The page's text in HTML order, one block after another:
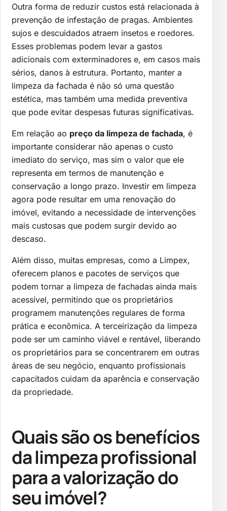
Outra forma de reduzir custos está relacionada à
prevenção de infestação de pragas. Ambientes
sujos e descuidados atraem insetos e roedores.
Esses problemas podem levar a gastos
adicionais com exterminadores e, em casos mais
sérios, danos à estrutura. Portanto, manter a
limpeza da fachada é não só uma questão
estética, mas também uma medida preventiva
que pode evitar despesas futuras significativas.
Em relação ao preço da limpeza de fachada, é
importante considerar não apenas o custo
imediato do serviço, mas sim o valor que ele
representa em termos de manutenção e
conservação a longo prazo. Investir em limpeza
agora pode resultar em uma renovação do
imóvel, evitando a necessidade de intervenções
mais custosas que podem surgir devido ao
descaso.
Além disso, muitas empresas, como a Limpex,
oferecem planos e pacotes de serviços que
podem tornar a limpeza de fachadas ainda mais
acessível, permitindo que os proprietários
programem manutenções regulares de forma
prática e econômica. A terceirização da limpeza
pode ser um caminho viável e rentável, liberando
os proprietários para se concentrarem em outras
áreas de seu negócio, enquanto profissionais
capacitados cuidam da aparência e conservação
da propriedade.
Quais são os benefícios
da limpeza profissional
para a valorização do
seu imóvel?